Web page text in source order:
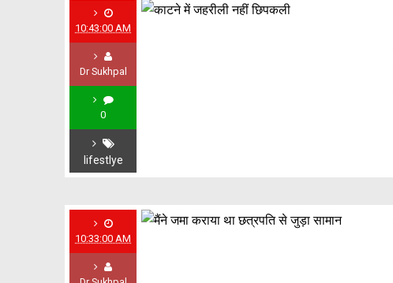
10:43:00 AM
Dr Sukhpal
0
lifestlye
10:33:00 AM